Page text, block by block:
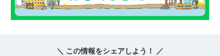
＼ この情報をシェアしよう！ ／